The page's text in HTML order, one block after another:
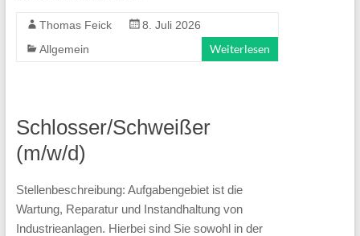
Thomas Feick
8. Juli 2026
Allgemein
Weiterlesen
Schlosser/Schweißer
(m/w/d)
Stellenbeschreibung: Aufgabengebiet ist die
Wartung, Reparatur und Instandhaltung von
Industrieanlagen. Hierbei sind Sie sowohl in der